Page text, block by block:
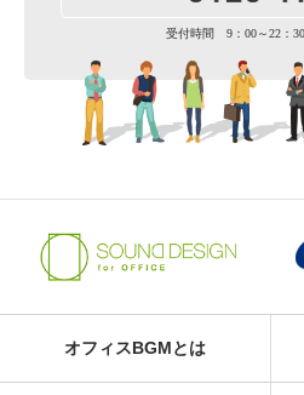
受付時間 9：00～22：30
オフィスBGMとは